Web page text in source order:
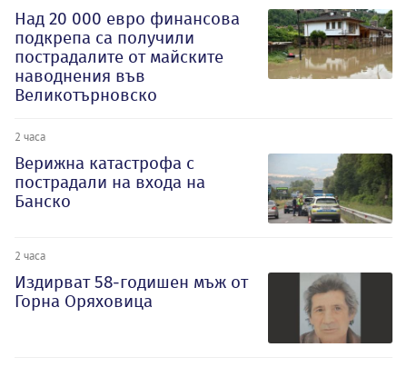
Над 20 000 евро финансова
подкрепа са получили
пострадалите от майските
наводнения във
Великотърновско
2 часа
Верижна катастрофа с
пострадали на входа на
Банско
2 часа
Издирват 58-годишен мъж от
Горна Оряховица